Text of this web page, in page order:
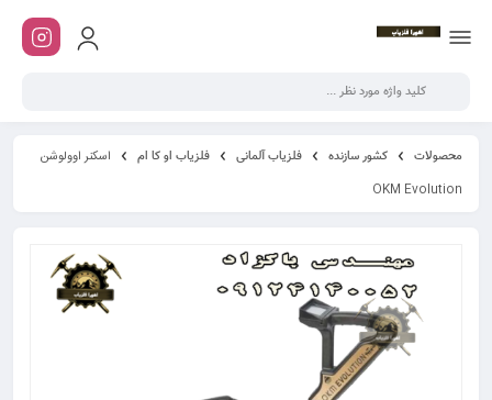
محصولات کشور سازنده فلزیاب آلمانی فلزیاب او کا ام
اسکنر اوولوشن
OKM Evolution